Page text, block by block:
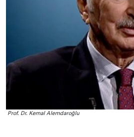
Prof. Dr. Kemal Alemdaroğlu